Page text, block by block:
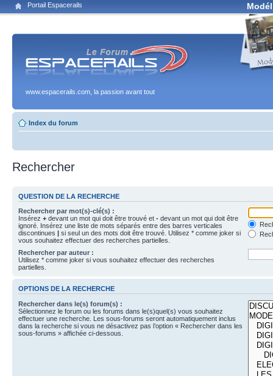
Portail Espacerails
www.espacerails.com, la passion avant tout
Index du forum
Rechercher
QUESTION DE LA RECHERCHE
Rechercher par mot(s)-clé(s) :
Insérez + devant un mot qui doit être trouvé et - devant un mot qui doit être
ignoré. Insérez une liste de mots séparés entre des barres verticales
discontinues | si seul un des mots doit être trouvé. Utilisez * comme joker si
vous souhaitez effectuer des recherches partielles.
Rechercher par auteur :
Utilisez * comme joker si vous souhaitez effectuer des recherches
partielles.
OPTIONS DE LA RECHERCHE
Rechercher dans le(s) forum(s) :
Sélectionnez le forum ou les forums dans le(s)quel(s) vous souhaitez
effectuer une recherche. Les sous-forums seront automatiquement inclus
dans la recherche si vous ne désactivez pas l’option « Rechercher dans les
sous-forums » affichée ci-dessous.